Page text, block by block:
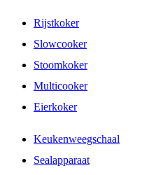
Rijstkoker
Slowcooker
Stoomkoker
Multicooker
Eierkoker
Keukenweegschaal
Sealapparaat